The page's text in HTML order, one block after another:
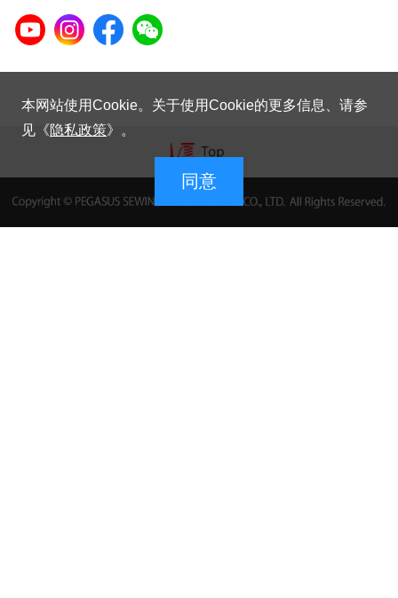
本网站使用Cookie。关于使用Cookie的更多信息、请参
见《隐私政策》。
同意